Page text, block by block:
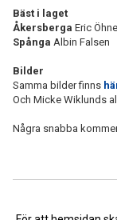
Bäst i laget
Åkersberga Eric Öhnell
Spånga Albin Falsen
Bilder
Samma bilder finns
Och Micke Wiklunds
Några snabba
<< Tillbaka